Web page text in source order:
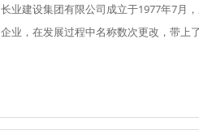
长业建设集团有限公司成立于1977年7月
企业，在发展过程中名称数次更改，带上